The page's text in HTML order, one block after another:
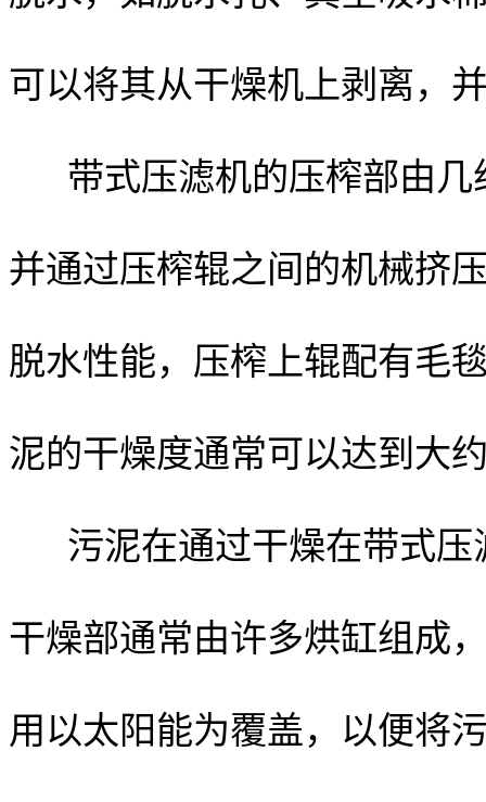
可以将其从干燥机上剥离，
带式压滤机的压榨部由
并通过压榨辊之间的机械挤
脱水性能，压榨上辊配有毛
泥的干燥度通常可以达到大
污泥在通过干燥在带式
干燥部通常由许多烘缸组成
用以太阳能为覆盖，以便将